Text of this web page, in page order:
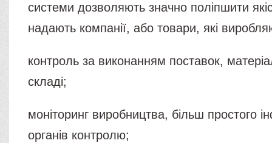
системи дозволяють значно поліпшити
надають компанії, або товари, які
контроль за виконанням поставок,
складі;
моніторинг виробництва, більш простого
органів контролю;